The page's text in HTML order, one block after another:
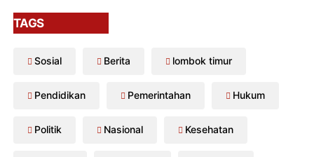
TAGS
Sosial Berita lombok timur
Pendidikan Pemerintahan Hukum
Politik Nasional Kesehatan